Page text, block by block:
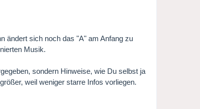
ändert sich noch das "A" am Anfang zu
Musik.
sondern Hinweise, wie Du selbst ja
weil weniger starre Infos vorliegen.